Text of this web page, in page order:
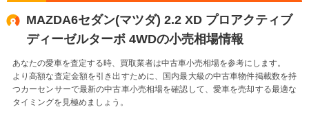
MAZDA6セダン(マツダ) 2.2 XD プロアクティブ
ディーゼルターボ 4WDの小売相場情報
あなたの愛車を査定する時、買取業者は中古車小売相場を参考にします。
より高額な査定金額を引き出すために、国内最大級の中古車物件掲載数を持
つカーセンサーで最新の中古車小売相場を確認して、愛車を売却する最適な
タイミングを見極めましょう。